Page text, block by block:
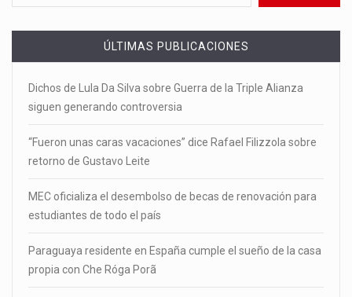
ÚLTIMAS PUBLICACIONES
Dichos de Lula Da Silva sobre Guerra de la Triple Alianza
siguen generando controversia
“Fueron unas caras vacaciones” dice Rafael Filizzola sobre
retorno de Gustavo Leite
MEC oficializa el desembolso de becas de renovación para
estudiantes de todo el país
Paraguaya residente en España cumple el sueño de la casa
propia con Che Róga Porã